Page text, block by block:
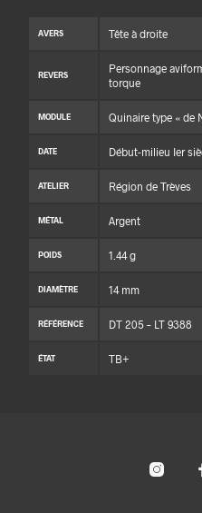
AVERS Tête à droite
REVERS
Personnage
torque
MODULE Quinaire type « de
DATE Début-milieu Ier
ATELIER Région de Trèves
MÉTAL Argent
POIDS 1.44 g
DIAMÈTRE 14 mm
RÉFÉRENCE DT 205 – LT 9388
ÉTAT TB+